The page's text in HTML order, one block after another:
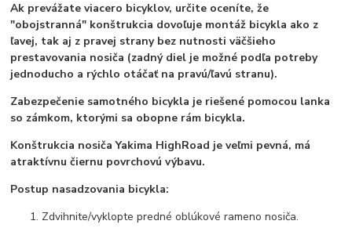
Ak prevážate viacero bicyklov, určite oceníte, že
"obojstranná" konštrukcia dovoľuje montáž bicykla ako z
ľavej, tak aj z pravej strany bez nutnosti väčšieho
prestavovania nosiča (zadný diel je možné podľa potreby
jednoducho a rýchlo otáčať na pravú/ľavú stranu).
Zabezpečenie samotného bicykla je riešené pomocou lanka
so zámkom, ktorými sa obopne rám bicykla.
Konštrukcia nosiča Yakima HighRoad je veľmi pevná, má
atraktívnu čiernu povrchovú výbavu.
Postup nasadzovania bicykla:
Zdvihnite/vyklopte predné oblúkové rameno nosiča.